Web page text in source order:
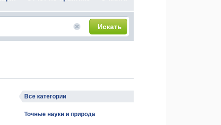
Искать
Все категории
Точные науки и природа